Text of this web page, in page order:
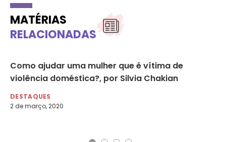
MATÉRIAS
RELACIONADAS
Como ajudar uma mulher que é vítima de
violência doméstica?, por Silvia Chakian
DESTAQUES
2 de março, 2020